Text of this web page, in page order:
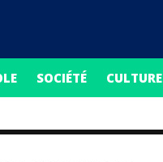
SOCIÉTÉ CULTURE